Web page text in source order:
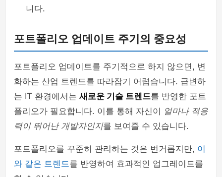
니다.
포트폴리오 업데이트 주기의 중요성
포트폴리오 업데이트를 주기적으로 하지 않으면, 변
화하는 산업 트렌드를 따라잡기 어렵습니다. 급변하
는 IT 환경에서는 새로운 기술 트렌드를 반영한 포트
폴리오가 필요합니다. 이를 통해 자신이 얼마나 적응
력이 뛰어난 개발자인지를 보여줄 수 있습니다.
포트폴리오를 꾸준히 관리하는 것은 번거롭지만, 이
와 같은 트렌드를 반영하여 효과적인 업그레이드를